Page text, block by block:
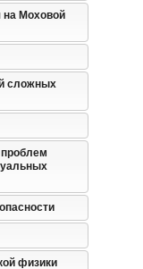
на Моховой
сложных
физики